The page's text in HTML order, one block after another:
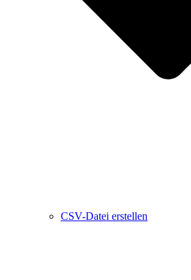
CSV-Datei erstellen